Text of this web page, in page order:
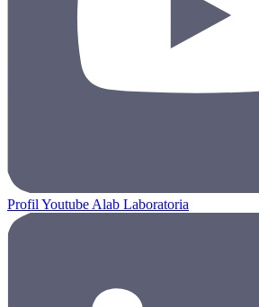
Profil Youtube Alab Laboratoria